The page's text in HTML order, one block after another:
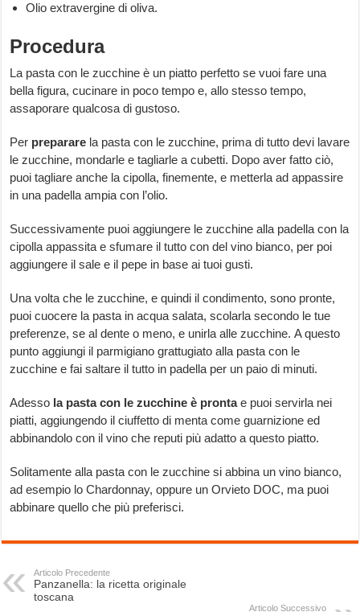
Olio extravergine di oliva.
Procedura
La pasta con le zucchine è un piatto perfetto se vuoi fare una
bella figura, cucinare in poco tempo e, allo stesso tempo,
assaporare qualcosa di gustoso.
Per preparare la pasta con le zucchine, prima di tutto devi lavare
le zucchine, mondarle e tagliarle a cubetti. Dopo aver fatto ciò,
puoi tagliare anche la cipolla, finemente, e metterla ad appassire
in una padella ampia con l’olio.
Successivamente puoi aggiungere le zucchine alla padella con la
cipolla appassita e sfumare il tutto con del vino bianco, per poi
aggiungere il sale e il pepe in base ai tuoi gusti.
Una volta che le zucchine, e quindi il condimento, sono pronte,
puoi cuocere la pasta in acqua salata, scolarla secondo le tue
preferenze, se al dente o meno, e unirla alle zucchine. A questo
punto aggiungi il parmigiano grattugiato alla pasta con le
zucchine e fai saltare il tutto in padella per un paio di minuti.
Adesso la pasta con le zucchine è prontae puoi servirla nei
piatti, aggiungendo il ciuffetto di menta come guarnizione ed
abbinandolo con il vino che reputi più adatto a questo piatto.
Solitamente alla pasta con le zucchine si abbina un vino bianco,
ad esempio lo Chardonnay, oppure un Orvieto DOC, ma puoi
abbinare quello che più preferisci.
Articolo Precedente
Panzanella: la ricetta originale
toscana
Articolo Successivo